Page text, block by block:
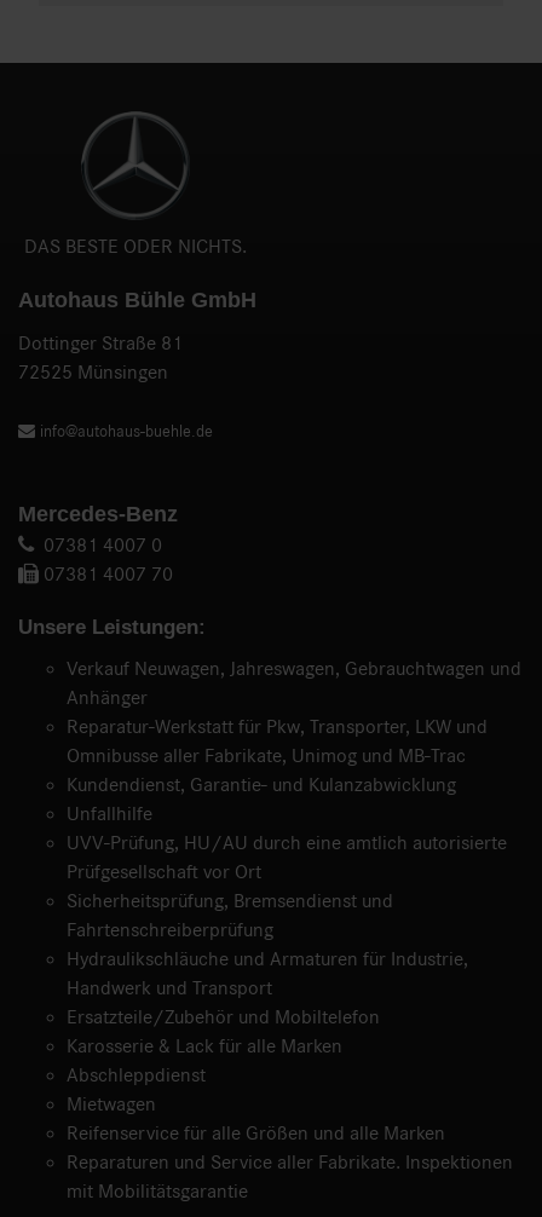
DAS BESTE ODER NICHTS.
Autohaus Bühle GmbH
Dottinger Straße 81
72525 Münsingen
info@autohaus-buehle.de
Mercedes-Benz
07381 4007 0
07381 4007 70
Unsere Leistungen:
Verkauf Neuwagen, Jahreswagen, Gebrauchtwagen und
Anhänger
Reparatur-Werkstatt für Pkw, Transporter, LKW und
Omnibusse aller Fabrikate, Unimog und MB-Trac
Kundendienst, Garantie- und Kulanzabwicklung
Unfallhilfe
UVV-Prüfung, HU/AU durch eine amtlich autorisierte
Prüfgesellschaft vor Ort
Sicherheitsprüfung, Bremsendienst und
Fahrtenschreiberprüfung
Hydraulikschläuche und Armaturen für Industrie,
Handwerk und Transport
Ersatzteile/Zubehör und Mobiltelefon
Karosserie & Lack für alle Marken
Abschleppdienst
Mietwagen
Reifenservice für alle Größen und alle Marken
Reparaturen und Service aller Fabrikate. Inspektionen
mit Mobilitätsgarantie